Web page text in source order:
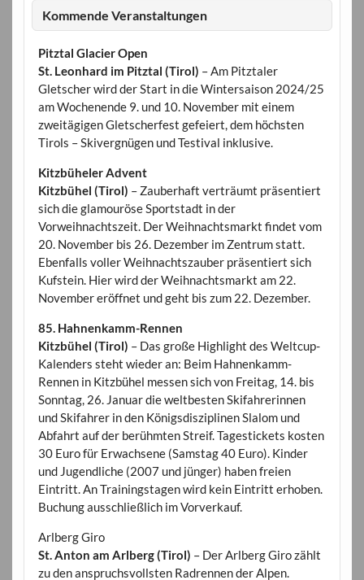
Kommende Veranstaltungen
Pitztal Glacier Open
St. Leonhard im Pitztal (Tirol) – Am Pitztaler
Gletscher wird der Start in die Wintersaison 2024/25
am Wochenende 9. und 10. November mit einem
zweitägigen Gletscherfest gefeiert, dem höchsten
Tirols – Skivergnügen und Testival inklusive.
Kitzbüheler Advent
Kitzbühel (Tirol) – Zauberhaft verträumt präsentiert
sich die glamouröse Sportstadt in der
Vorweihnachtszeit. Der Weihnachtsmarkt findet vom
20. November bis 26. Dezember im Zentrum statt.
Ebenfalls voller Weihnachtszauber präsentiert sich
Kufstein. Hier wird der Weihnachtsmarkt am 22.
November eröffnet und geht bis zum 22. Dezember.
85. Hahnenkamm-Rennen
Kitzbühel (Tirol) – Das große Highlight des Weltcup-
Kalenders steht wieder an: Beim Hahnenkamm-
Rennen in Kitzbühel messen sich von Freitag, 14. bis
Sonntag, 26. Januar die weltbesten Skifahrerinnen
und Skifahrer in den Königsdisziplinen Slalom und
Abfahrt auf der berühmten Streif. Tagestickets kosten
30 Euro für Erwachsene (Samstag 40 Euro). Kinder
und Jugendliche (2007 und jünger) haben freien
Eintritt. An Trainingstagen wird kein Eintritt erhoben.
Buchung ausschließlich im Vorverkauf.
Arlberg Giro
St. Anton am Arlberg (Tirol) – Der Arlberg Giro zählt
zu den anspruchsvollsten Radrennen der Alpen.